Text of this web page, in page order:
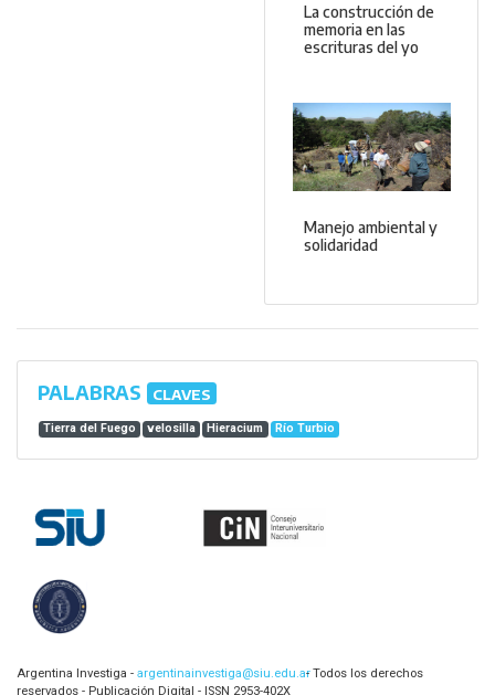
La construcción de
memoria en las
escrituras del yo
Manejo ambiental y
solidaridad
PALABRAS CLAVES
Tierra del Fuego velosilla Hieracium Río Turbio
Argentina Investiga - argentinainvestiga@siu.edu.ar- Todos los derechos
reservados - Publicación Digital - ISSN 2953-402X